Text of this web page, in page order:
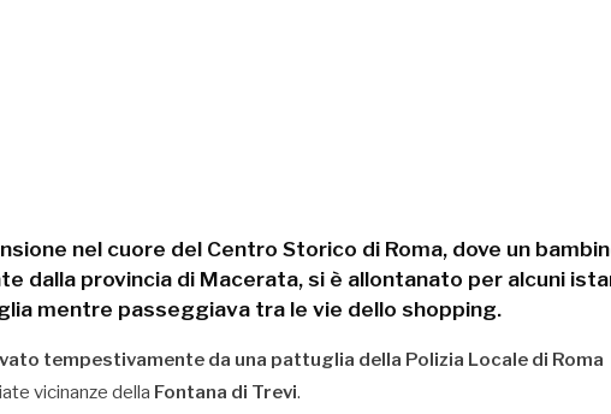
nel cuore del Centro Storico di Roma, dove un
dalla provincia di Macerata, si è allontanato per alcuni
mentre passeggiava tra le vie dello shopping.
tempestivamente da una pattuglia della Polizia Locale di Roma
vicinanze della Fontana di Trevi.